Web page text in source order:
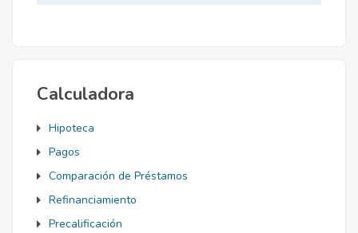
Calculadora
Hipoteca
Pagos
Comparación de Préstamos
Refinanciamiento
Precalificación